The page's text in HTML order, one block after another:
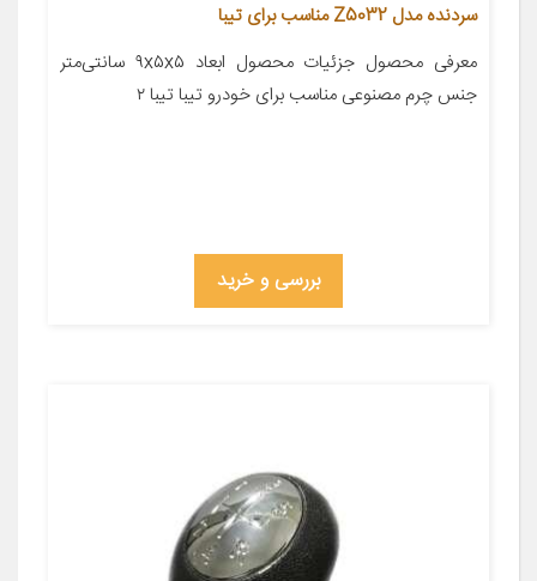
سردنده مدل Z5032 مناسب برای تیبا
معرفی محصول جزئیات محصول ابعاد ۹x۵x۵ سانتی‌متر
جنس چرم مصنوعی مناسب برای خودرو تیبا تیبا ۲
بررسی و خرید